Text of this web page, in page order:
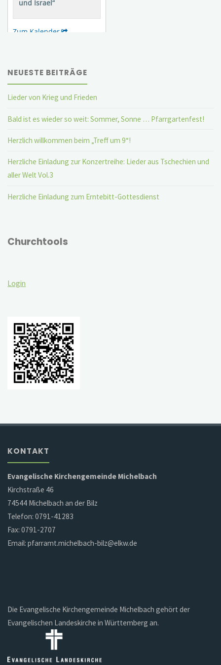
NEUESTE BEITRÄGE
Lieder von Krieg und Frieden
Bald ist es wieder so weit: Sommer, Sonne … Pfarrgartenfest!
Herzlich willkommen beim „Treff um 9“!
Herzliche Einladung zur Konzertreihe: Lieder aus Tschechien und
aller Welt Vol.3
Herzliche Einladung zum Erntebitt-Gottesdienst
Churchtools
Login
KONTAKT
Evangelische Kirchengemeinde Michelbach
Kirchstraße 46
74544 Michelbach an der Bilz
Telefon: 0791-41283
Fax: 0791-2707
Email: pfarramt.michelbach-bilz@elkw.de
Die Evangelische Kirchengemeinde Michelbach gehört der
Evangelischen Landeskirche in Württemberg an.